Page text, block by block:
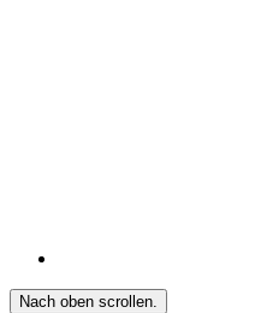
Nach oben scrollen.